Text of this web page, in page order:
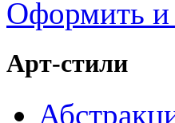
Оформить и
Арт-стили